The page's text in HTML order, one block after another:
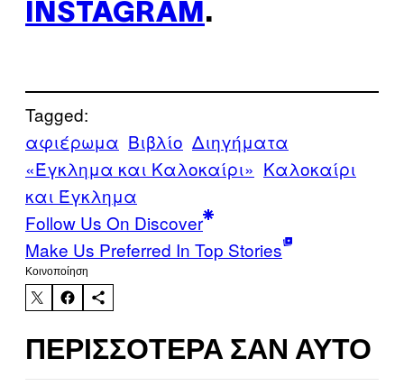
INSTAGRAM .
Tagged:
αφιέρωμα Βιβλίο Διηγήματα
«Έγκλημα και Καλοκαίρι» Καλοκαίρι
και Έγκλημα
Follow Us On Discover
Make Us Preferred In Top Stories
Kοινοποίηση
ΠΕΡΙΣΣΌΤΕΡΑ ΣΑΝ ΑΥΤΌ